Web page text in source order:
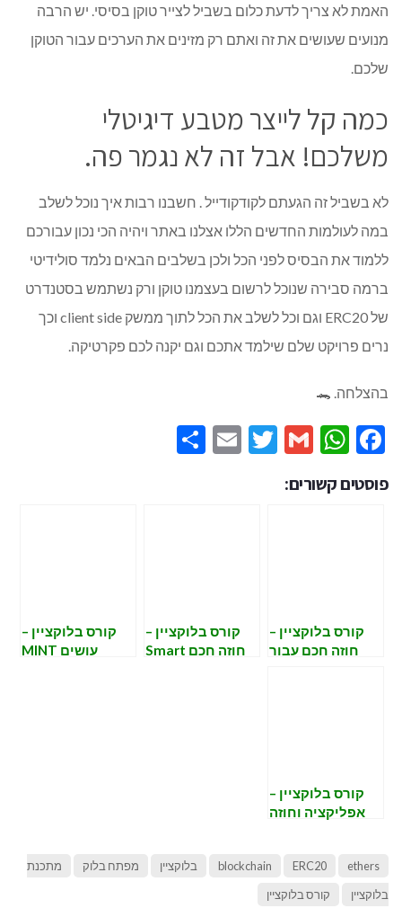
האמת לא צריך לדעת כלום בשביל לצייר טוקן בסיסי. יש הרבה
מנועים שעושים את זה ואתם רק מזינים את הערכים עבור הטוקן
שלכם.
כמה קל לייצר מטבע דיגיטלי
משלכם! אבל זה לא נגמר פה.
לא בשביל זה הגעתם לקודקודייל . חשבנו רבות איך נוכל לשלב
במה לעולמות החדשים הללו אצלנו באתר ויהיה הכי נכון עבורכם
ללמוד את הבסיס לפני הכל ולכן בשלבים הבאים נלמד סולידיטי
ברמה סבירה שנוכל לרשום בעצמנו טוקן ורק נשתמש בסטנדרט
של ERC20 וגם וכל לשלב את הכל לתוך ממשק client side וכך
נרים פרויקט שלם שילמד אתכם וגם יקנה לכם פקרטיקה.
בהצלחה. 🐊
Facebook
WhatsApp
Gmail
Twitter
Email
פוסטים קשורים:
קורס בלוקציין –
חוזה חכם עבור
קורס בלוקציין –
חוזה חכם Smart
קורס בלוקציין –
עושים MINT
קורס בלוקציין –
אפליקציה וחוזה
blockchain ERC20 ethers בלוקציין מפתח בלוק
מתכנת
בלוקציין
קורס בלוקציין